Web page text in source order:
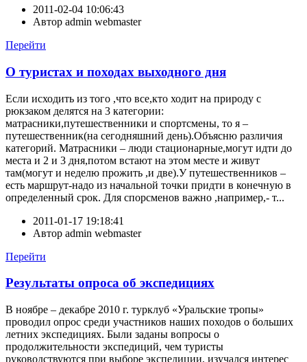
2011-02-04 10:06:43
Автор admin webmaster
Перейти
О туристах и походах выходного дня
Если исходить из того ,что все,кто ходит на природу с
рюкзаком делятся на 3 категории:
матрасники,путешественники и спортсмены, то я –
путешественник(на сегодняшний день).Объясню различия
категорий. Матрасники – люди стационарные,могут идти до
места и 2 и 3 дня,потом встают на этом месте и живут
там(могут и неделю прожить ,и две).У путешественников –
есть маршрут-надо из начальной точки придти в конечную в
определенный срок. Для спорсменов важно ,например,- т...
2011-01-17 19:18:41
Автор admin webmaster
Перейти
Результаты опроса об экспедициях
В ноябре – декабре 2010 г. турклуб «Уральские тропы»
проводил опрос среди участников наших походов о больших
летних экспедициях. Были заданы вопросы о
продолжительности экспедиций, чем туристы
руководствуются при выборе экспедиции, изучался интерес